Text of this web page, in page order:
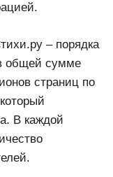
– порядка
общей сумме
страниц по
В каждой